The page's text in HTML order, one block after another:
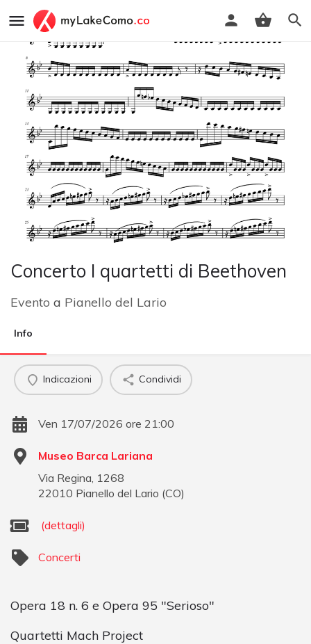
Concerto I quartetti di Beethoven
Evento a Pianello del Lario
Info
Indicazioni Condividi
Ven 17/07/2026 ore 21:00
Museo Barca Lariana
Via Regina, 1268
22010 Pianello del Lario (CO)
(dettagli)
Concerti
Opera 18 n. 6 e Opera 95 "Serioso"
Quartetti Mach Project